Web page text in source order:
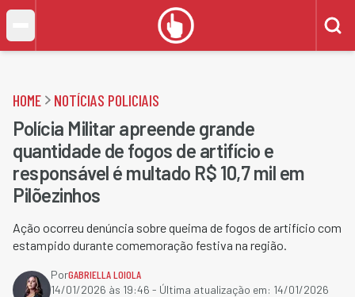
HOME NOTÍCIAS POLICIAIS
Polícia Militar apreende grande
quantidade de fogos de artifício e
responsável é multado R$ 10,7 mil em
Pilõezinhos
Ação ocorreu denúncia sobre queima de fogos de artifício com
estampido durante comemoração festiva na região.
PorGABRIELLA LOIOLA
14/01/2026 às 19:46 - Última atualização em: 14/01/2026